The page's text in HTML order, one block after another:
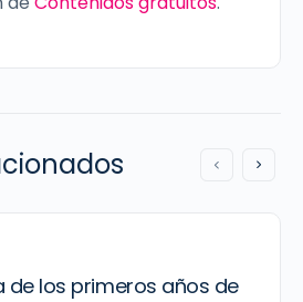
de los primeros años de